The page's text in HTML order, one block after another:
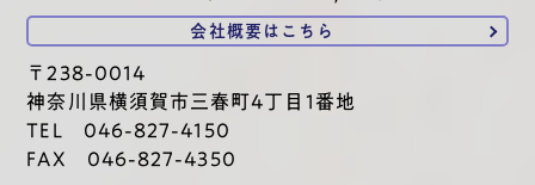
会社概要は こちら
〒238-0014
神奈川県横須賀市三春町4丁目1番地
TEL 046-827-4150
FAX 046-827-4350